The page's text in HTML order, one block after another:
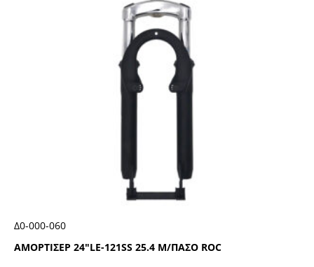
ΑΜΟΡΤΙΣΕΡ 24″LΕ-121SS 25.4 Μ/ΠΑΣΟ RΟC
Δ0-000-060